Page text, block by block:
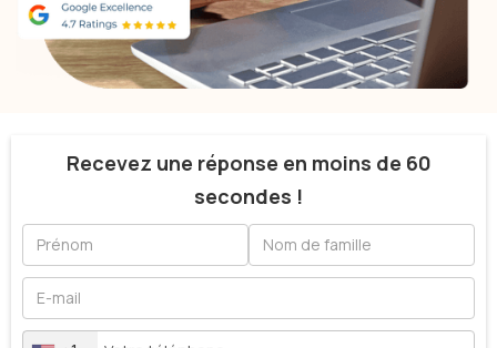
Recevez une réponse en moins de 60
secondes !